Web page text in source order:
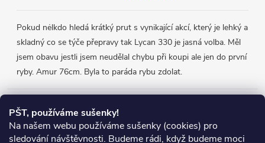
PŠT, používáme sušenky!
Na našem webu používáme sušenky (cookies) pro
sledování návštěvnosti. Budeme rádi, když budeme moci
Pokud nėlkdo hledá krátký prut s vynikající akcí, který je lehký a
skladný co se týče přepravy tak Lycan 330 je jasná volba. Měl
jsem obavu jestli jsem neudělal chybu při koupi ale jen do první
ryby. Amur 76cm. Byla to paráda rybu zdolat.
Přijímáme online platby